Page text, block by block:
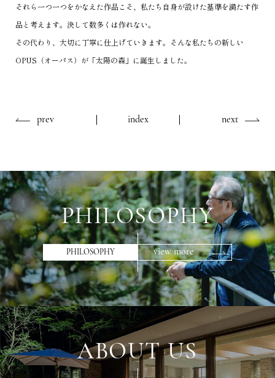
それら一つ一つをかなえた作品こそ、私たち自身が設けた基準を満たす作
品と考えます。決して数多くは作れない。
その代わり、大切に丁寧に仕上げていきます。そんな私たちの新しい
OPUS（オーパス）が「太陽の森」に誕生しました。
prev index next
PHILOSOPHY
PHILOSOPHY view more
ABOUT US